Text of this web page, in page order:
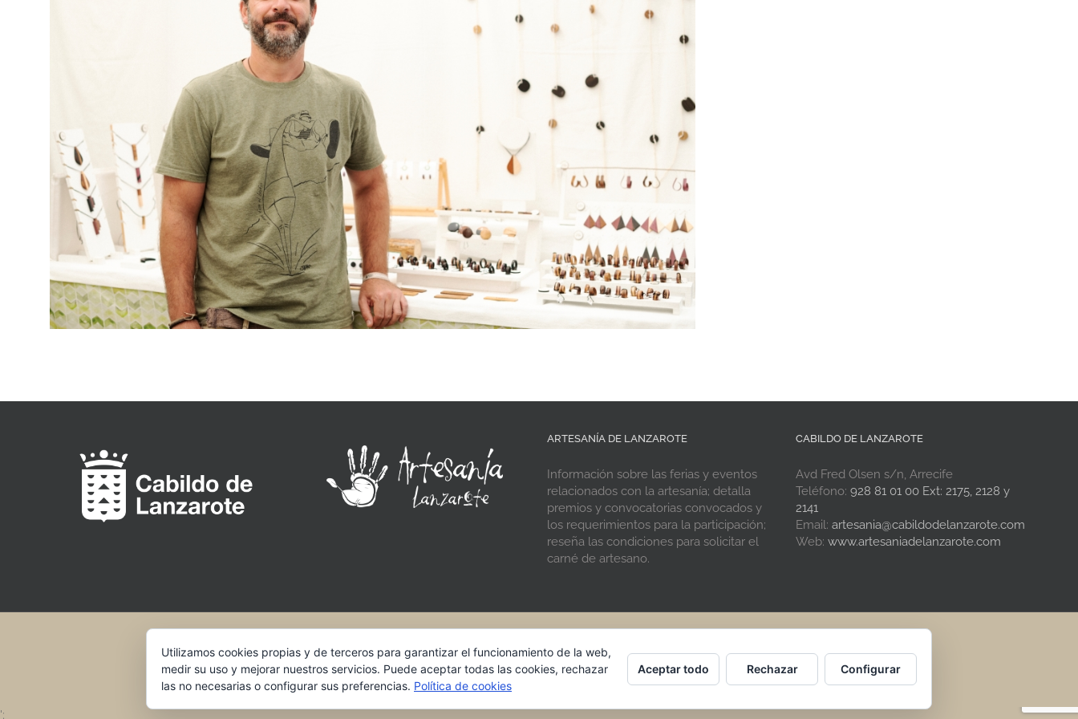
ARTESANÍA DE LANZAROTE
Información sobre las ferias y eventos
relacionados con la artesanía; detalla
premios y convocatorias convocados y
los requerimientos para la participación;
reseña las condiciones para solicitar el
carné de artesano.
CABILDO DE LANZAROTE
Avd Fred Olsen s/n, Arrecife
Teléfono: 928 81 01 00 Ext: 2175, 2128 y
2141
Email: artesania@cabildodelanzarote.com
Web: www.artesaniadelanzarote.com
FacebookInstagram
Rss
Utilizamos cookies propias y de terceros para garantizar el funcionamiento de la web,
medir su uso y mejorar nuestros servicios. Puede aceptar todas las cookies, rechazar
las no necesarias o configurar sus preferencias. Política de cookies
Aceptar todo Rechazar Configurar
';